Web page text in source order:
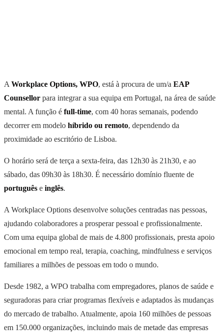
A Workplace Options, WPO, está à procura de um/a EAP
Counsellor para integrar a sua equipa em Portugal, na área de saúde
mental. A função é full-time, com 40 horas semanais, podendo
decorrer em modelo híbrido ou remoto, dependendo da
proximidade ao escritório de Lisboa.
O horário será de terça a sexta-feira, das 12h30 às 21h30, e ao
sábado, das 09h30 às 18h30. É necessário domínio fluente de
português e inglês.
A Workplace Options desenvolve soluções centradas nas pessoas,
ajudando colaboradores a prosperar pessoal e profissionalmente.
Com uma equipa global de mais de 4.800 profissionais, presta apoio
emocional em tempo real, terapia, coaching, mindfulness e serviços
familiares a milhões de pessoas em todo o mundo.
Desde 1982, a WPO trabalha com empregadores, planos de saúde e
seguradoras para criar programas flexíveis e adaptados às mudanças
do mercado de trabalho. Atualmente, apoia 160 milhões de pessoas
em 150.000 organizações, incluindo mais de metade das empresas